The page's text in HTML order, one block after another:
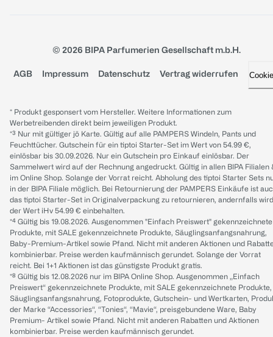
© 2026 BIPA Parfumerien Gesellschaft m.b.H.
AGB Impressum Datenschutz Vertrag widerrufen
* Produkt gesponsert vom Hersteller. Weitere Informationen zum
Werbetreibenden direkt beim jeweiligen Produkt.
*³ Nur mit gültiger jö Karte. Gültig auf alle PAMPERS Windeln, Pants und
Feuchttücher. Gutschein für ein tiptoi Starter-Set im Wert von 54.99 €,
einlösbar bis 30.09.2026. Nur ein Gutschein pro Einkauf einlösbar. Der
Sammelwert wird auf der Rechnung angedruckt. Gültig in allen BIPA Filialen
im Online Shop. Solange der Vorrat reicht. Abholung des tiptoi Starter Sets
in der BIPA Filiale möglich. Bei Retournierung der PAMPERS Einkäufe ist
das tiptoi Starter-Set in Originalverpackung zu retournieren, andernfalls wird
der Wert iHv 54.99 € einbehalten.
*⁴ Gültig bis 19.08.2026. Ausgenommen "Einfach Preiswert" gekennzeichnete
Produkte, mit SALE gekennzeichnete Produkte, Säuglingsanfangsnahrung,
Baby-Premium-Artikel sowie Pfand. Nicht mit anderen Aktionen und
kombinierbar. Preise werden kaufmännisch gerundet. Solange der Vorrat
reicht. Bei 1+1 Aktionen ist das günstigste Produkt gratis.
*⁸ Gültig bis 12.08.2026 nur im BIPA Online Shop. Ausgenommen „Einfach
Preiswert“ gekennzeichnete Produkte, mit SALE gekennzeichnete Produkte,
Säuglingsanfangsnahrung, Fotoprodukte, Gutschein- und Wertkarten,
der Marke “Accessories“, “Tonies“, “Mavie“, preisgebundene Ware, Baby
Premium- Artikel sowie Pfand. Nicht mit anderen Rabatten und Aktionen
kombinierbar. Preise werden kaufmännisch gerundet.